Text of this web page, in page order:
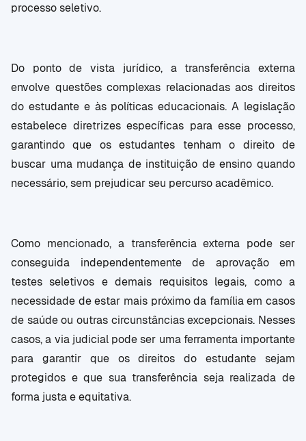
processo seletivo.
Do ponto de vista jurídico, a transferência externa
envolve questões complexas relacionadas aos direitos
do estudante e às políticas educacionais. A legislação
estabelece diretrizes específicas para esse processo,
garantindo que os estudantes tenham o direito de
buscar uma mudança de instituição de ensino quando
necessário, sem prejudicar seu percurso acadêmico.
Como mencionado, a transferência externa pode ser
conseguida independentemente de aprovação em
testes seletivos e demais requisitos legais, como a
necessidade de estar mais próximo da família em casos
de saúde ou outras circunstâncias excepcionais. Nesses
casos, a via judicial pode ser uma ferramenta importante
para garantir que os direitos do estudante sejam
protegidos e que sua transferência seja realizada de
forma justa e equitativa.